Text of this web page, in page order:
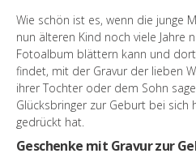
Wie schön ist es, wenn die junge
nun älteren Kind noch viele Jahre
Fotoalbum blättern kann und
findet, mit der Gravur der lieben
ihrer Tochter oder dem Sohn
Glücksbringer zur Geburt bei sich
gedrückt hat.
Geschenke mit Gravur zur